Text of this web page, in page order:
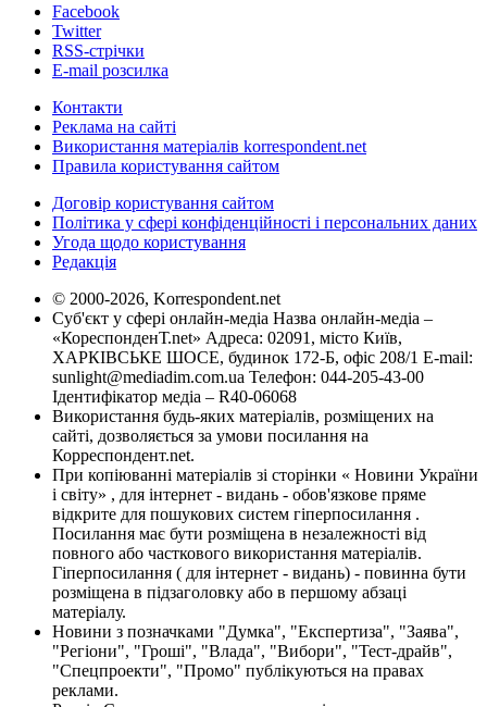
Facebook
Twitter
RSS-стрічки
E-mail розсилка
Контакти
Реклама на сайті
Використання матеріалів korrespondent.net
Правила користування сайтом
Договір користування сайтом
Політика у сфері конфіденційності і персональних даних
Угода щодо користування
Редакція
© 2000-2026, Korrespondent.net
Суб'єкт у сфері онлайн-медіа Назва онлайн-медіа –
«КореспонденТ.net» Адреса: 02091, місто Київ,
ХАРКІВСЬКЕ ШОСЕ, будинок 172-Б, офіс 208/1 E-mail:
sunlight@mediadim.com.ua Телефон: 044-205-43-00
Ідентифікатор медіа – R40-06068
Використання будь-яких матеріалів, розміщених на
сайті, дозволяється за умови посилання на
Корреспондент.net.
При копіюванні матеріалів зі сторінки « Новини України
і світу» , для інтернет - видань - обов'язкове пряме
відкрите для пошукових систем гіперпосилання .
Посилання має бути розміщена в незалежності від
повного або часткового використання матеріалів.
Гіперпосилання ( для інтернет - видань) - повинна бути
розміщена в підзаголовку або в першому абзаці
матеріалу.
Новини з позначками "Думка", "Експертиза", "Заява",
"Регіони", "Гроші", "Влада", "Вибори", "Тест-драйв",
"Спецпроекти", "Промо" публікуються на правах
реклами.